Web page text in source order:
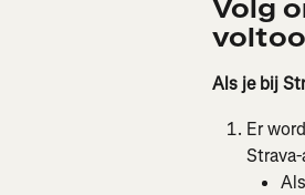
Volg
Als je bij
Er